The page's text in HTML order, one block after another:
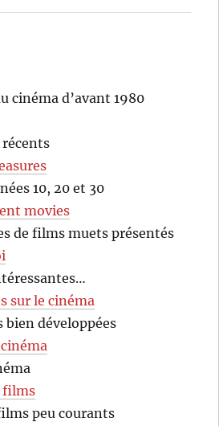
cinéma d’avant 1980
10, 20 et 30
movies
de films muets présentés
sur le cinéma
bien développées
films
peu courants